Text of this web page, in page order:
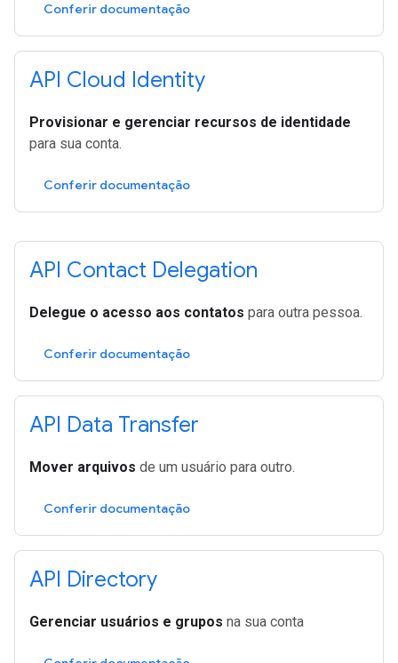
Conferir documentação
API Cloud Identity
Provisionar e gerenciar recursos de identidade
para sua conta.
Conferir documentação
API Contact Delegation
Delegue o acesso aos contatos para outra pessoa.
Conferir documentação
API Data Transfer
Mover arquivos de um usuário para outro.
Conferir documentação
API Directory
Gerenciar usuários e grupos na sua conta